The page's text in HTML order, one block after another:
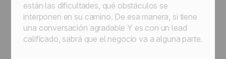
están las dificultades, qué obstáculos se
interponen en su camino. De esa manera, si tiene
una conversación agradable Y es con un lead
calificado, sabrá que el negocio va a alguna parte.